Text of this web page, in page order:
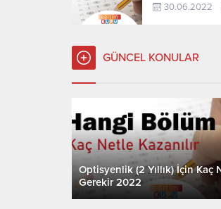
30.06.2022
GÜNCEL KONULAR
Optisyenlik (2 Yıllık) İçin Kaç
Gerekir 2022